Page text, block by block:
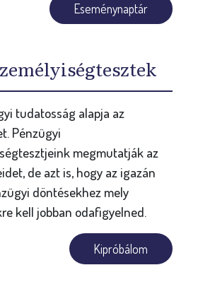
Eseménynaptár
tudatosság alapja az
Pénzügyi
megmutatják az
de azt is, hogy az igazán
döntésekhez mely
kell jobban odafigyelned.
Kipróbálom